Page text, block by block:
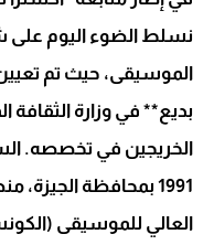
نسلط الضوء اليوم على
الموسيقى، حيث تم
بديع** في وزارة الثقافة
1991 بمحافظة
العالي للموسيقى